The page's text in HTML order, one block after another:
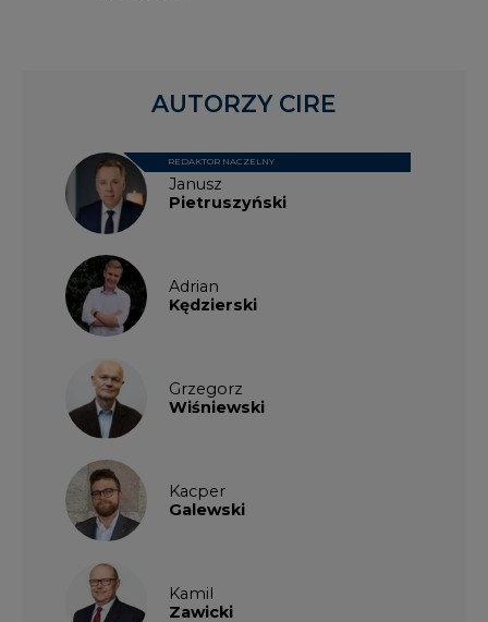
Janusz
Pietruszyński
REDAKTOR NACZELNY
Adrian
Kędzierski
Grzegorz
Wiśniewski
Kacper
Galewski
Kamil
Zawicki
AUTORZY CIRE